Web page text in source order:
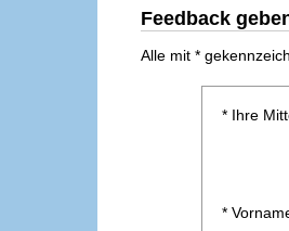
Feedback
Alle mit *
* Ihre
*